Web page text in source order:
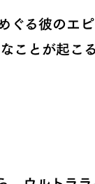
ぐる彼のエ
ことが起